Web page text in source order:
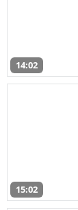
14:02
15:02